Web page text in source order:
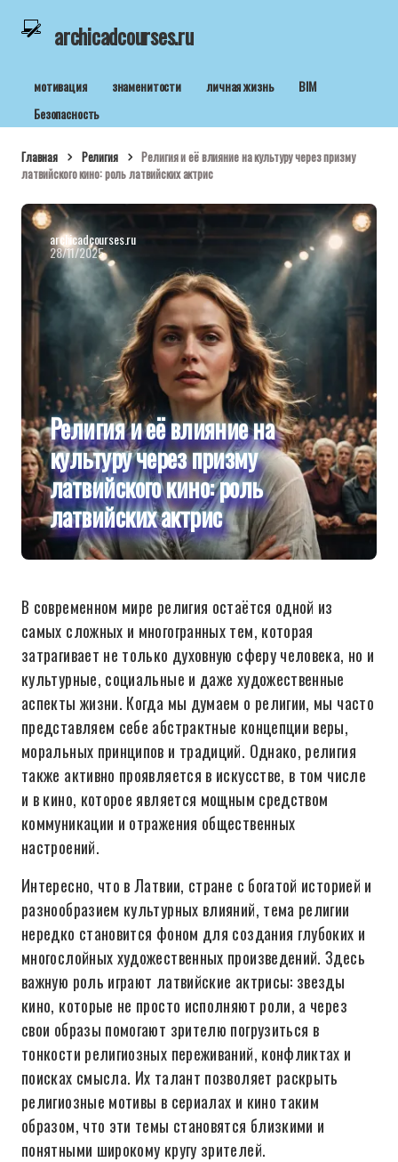
archicadcourses.ru
мотивация знаменитости личная жизнь
BIM
Безопасность
Главная Религия
Религия и её влияние на культуру через призму
латвийского кино: роль латвийских актрис
archicadcourses.ru
28/11/2025
Религия и её влияние на
культуру через призму
латвийского кино: роль
латвийских актрис
В современном мире религия остаётся одной из
самых сложных и многогранных тем, которая
затрагивает не только духовную сферу человека, но и
культурные, социальные и даже художественные
аспекты жизни. Когда мы думаем о религии, мы часто
представляем себе абстрактные концепции веры,
моральных принципов и традиций. Однако, религия
также активно проявляется в искусстве, в том числе
и в кино, которое является мощным средством
коммуникации и отражения общественных
настроений.
Интересно, что в Латвии, стране с богатой историей и
разнообразием культурных влияний, тема религии
нередко становится фоном для создания глубоких и
многослойных художественных произведений. Здесь
важную роль играют латвийские актрисы: звезды
кино, которые не просто исполняют роли, а через
свои образы помогают зрителю погрузиться в
тонкости религиозных переживаний, конфликтах и
поисках смысла. Их талант позволяет раскрыть
религиозные мотивы в сериалах и кино таким
образом, что эти темы становятся близкими и
понятными широкому кругу зрителей.